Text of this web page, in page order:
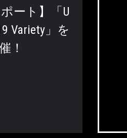
ート】「U
Variety」を
！